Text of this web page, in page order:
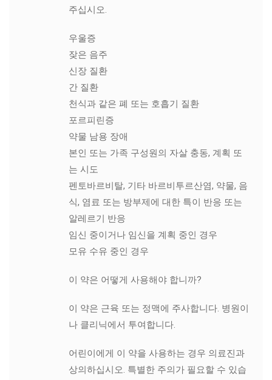
주십시오.
우울증
잦은 음주
신장 질환
간 질환
천식과 같은 폐 또는 호흡기 질환
포르피린증
약물 남용 장애
본인 또는 가족 구성원의 자살 충동, 계획 또
는 시도
펜토바르비탈, 기타 바르비투르산염, 약물, 음
식, 염료 또는 방부제에 대한 특이 반응 또는
알레르기 반응
임신 중이거나 임신을 계획 중인 경우
모유 수유 중인 경우
이 약은 어떻게 사용해야 합니까?
이 약은 근육 또는 정맥에 주사합니다. 병원이
나 클리닉에서 투여합니다.
어린이에게 이 약을 사용하는 경우 의료진과
상의하십시오. 특별한 주의가 필요할 수 있습